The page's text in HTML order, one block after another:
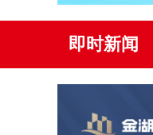
即时新闻